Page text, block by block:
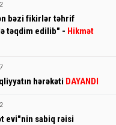
bəzi fikirlər təhrif
təqdim edilib" - Hikmət
hərəkəti DAYANDI
evi"nin sabiq rəisi